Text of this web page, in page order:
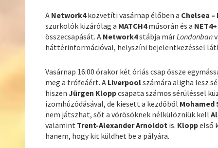
A Network4közvetíti vasárnap élőben a Chelsea
szurkolók kizárólag a MATCH4műsorán és a
összecsapását. A Network4stábja márLondonban
háttérinformációval, helyszíni bejelentkezéssel
Vasárnap 16:00 órakor két óriás csap össze
meg a trófeáért. A Liverpoolszámára aligha lesz
hiszenJürgen Kloppcsapata számos sérüléssel
izomhúzódásával, de kiesett a kezdőből Mohamed
nem játszhat, sőt a vörösöknek nélkülözniük kell
valamint Trent-Alexander Arnoldot is. Kloppelső
hanem, hogy kit küldhet be a pályára.